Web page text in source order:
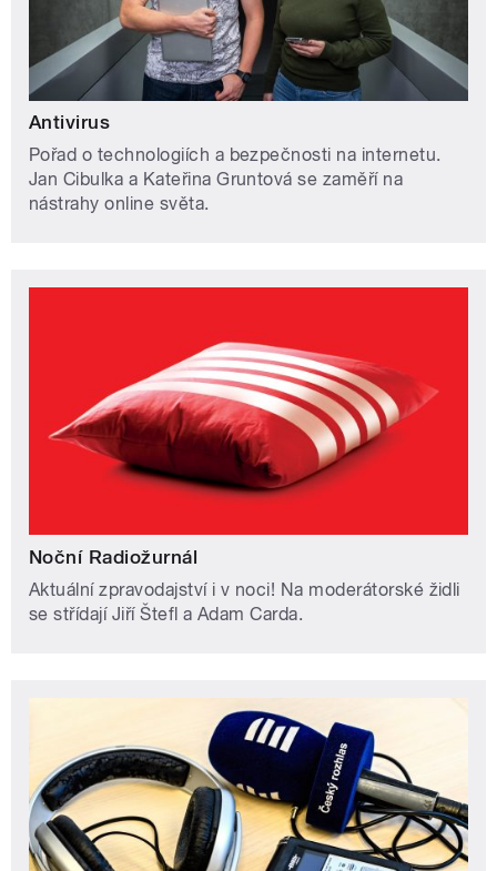
Antivirus
Pořad o technologiích a bezpečnosti na internetu.
Jan Cibulka a Kateřina Gruntová se zaměří na
nástrahy online světa.
Noční Radiožurnál
Aktuální zpravodajství i v noci! Na moderátorské židli
se střídají Jiří Štefl a Adam Carda.